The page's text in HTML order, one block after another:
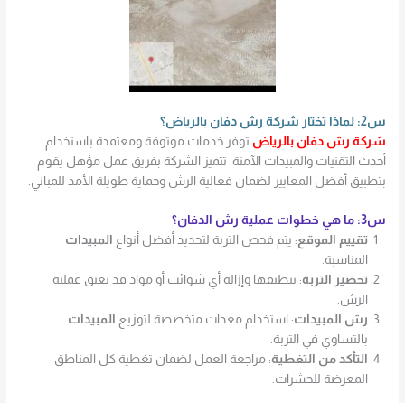
س2: لماذا تختار شركة رش دفان بالرياض؟
شركة رش دفان بالرياض توفر خدمات موثوقة ومعتمدة باستخدام
أحدث التقنيات والمبيدات الآمنة. تتميز الشركة بفريق عمل مؤهل يقوم
بتطبيق أفضل المعايير لضمان فعالية الرش وحماية طويلة الأمد للمباني.
س3: ما هي خطوات عملية رش الدفان؟
تقييم الموقع: يتم فحص التربة لتحديد أفضل أنواع المبيدات
المناسبة.
تحضير التربة: تنظيفها وإزالة أي شوائب أو مواد قد تعيق عملية
الرش.
رش المبيدات: استخدام معدات متخصصة لتوزيع المبيدات
بالتساوي في التربة.
التأكد من التغطية: مراجعة العمل لضمان تغطية كل المناطق
المعرضة للحشرات.